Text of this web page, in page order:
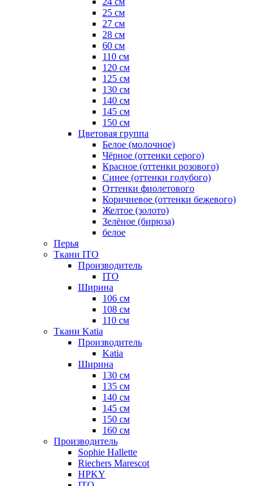
25 см
27 см
28 см
60 см
110 см
120 см
125 см
130 см
140 см
145 см
150 см
Цветовая группа
Белое (молочное)
Чёрное (оттенки серого)
Красное (оттенки розового)
Синее (оттенки голубого)
Оттенки фиолетового
Коричневое (оттенки бежевого)
Желтое (золото)
Зелёное (бирюза)
белое
Перья
Ткани ITO
Производитель
ITO
Ширина
106 см
108 см
110 см
Ткани Katia
Производитель
Katia
Ширина
130 см
135 см
140 см
145 см
150 см
160 см
Производитель
Sophie Hallette
Riechers Marescot
HPKY